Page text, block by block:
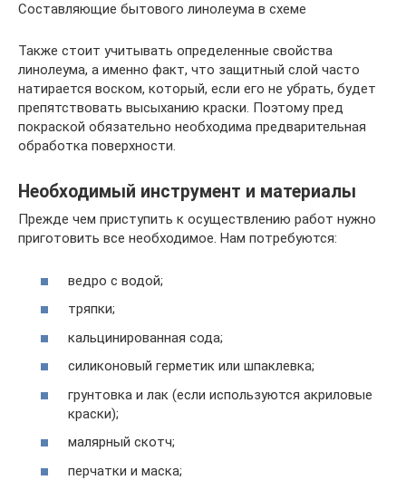
Составляющие бытового линолеума в схеме
Также стоит учитывать определенные свойства
линолеума, а именно факт, что защитный слой часто
натирается воском, который, если его не убрать, будет
препятствовать высыханию краски. Поэтому пред
покраской обязательно необходима предварительная
обработка поверхности.
Необходимый инструмент и материалы
Прежде чем приступить к осуществлению работ нужно
приготовить все необходимое. Нам потребуются:
ведро с водой;
тряпки;
кальцинированная сода;
силиконовый герметик или шпаклевка;
грунтовка и лак (если используются акриловые
краски);
малярный скотч;
перчатки и маска;